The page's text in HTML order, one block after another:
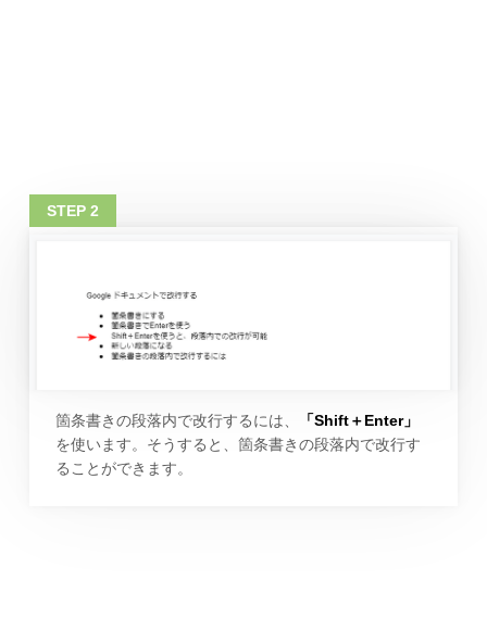
箇条書きの段落内で改行するには、
「Shift＋Enter」
を使います。そうすると、箇条書きの段落内で改行す
ることができます。